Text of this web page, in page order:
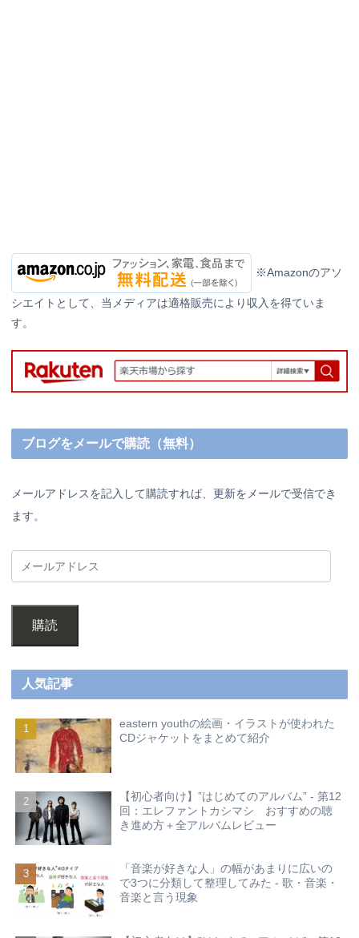
※Amazonのアソ
シエイトとして、当メディアは適格販売により収入を得ていま
す。
ブログをメールで購読（無料）
メールアドレスを記入して購読すれば、更新をメールで受信でき
ます。
購読
人気記事
eastern youthの絵画・イラストが使われた
CDジャケットをまとめて紹介
【初心者向け】”はじめてのアルバム” - 第12
回：エレファントカシマシ おすすめの聴
き進め方＋全アルバムレビュー
「音楽が好きな人」の幅があまりに広いの
で3つに分類して整理してみた - 歌・音楽・
音楽と言う現象